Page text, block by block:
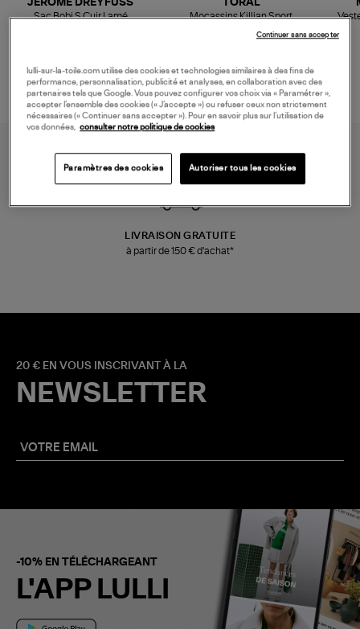
JEROME DREYFUSS
Sac Bobi S Cuir Lamé
189,00 €
TORAL
Mocassins Killian Sport
LIVRAISON GRATUITE
à partir de 150 € d'achat*
20 € EN VOUS INSCRIVANT À LA
NEWSLETTER
-10% EN TÉLÉCHARGEANT
L'APP LULLI
lulli-sur-la-toile.com utilise des cookies et technologies similaires à des fins de
performance, personnalisation, publicité et analyses, en collaboration avec des
partenaires tels que Google. Vous pouvez configurer vos choix via « Paramétrer »,
accepter l’ensemble des cookies (« J’accepte ») ou refuser ceux non strictement
nécessaires (« Continuer sans accepter »). Pour en savoir plus sur l’utilisation de
vos données,
consulter notre politique de cookies
Paramètres des cookies Autoriser tous les cookies
Continuer sans accepter